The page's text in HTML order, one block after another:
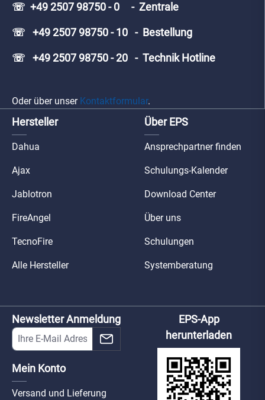
☏ +49 2507 98750 - 0 - Zentrale
☏ +49 2507 98750 - 10 - Bestellung
☏ +49 2507 98750 - 20 - Technik Hotline
Oder über unser Kontaktformular.
Hersteller
Dahua
Ajax
Jablotron
FireAngel
TecnoFire
Alle Hersteller
Über EPS
Ansprechpartner finden
Schulungs-Kalender
Download Center
Über uns
Schulungen
Systemberatung
Newsletter Anmeldung
Mein Konto
Versand und Lieferung
EPS-App
herunterladen